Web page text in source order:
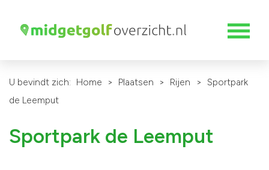
U bevindt zich: Home > Plaatsen > Rijen > Sportpark
de Leemput
Sportpark de Leemput